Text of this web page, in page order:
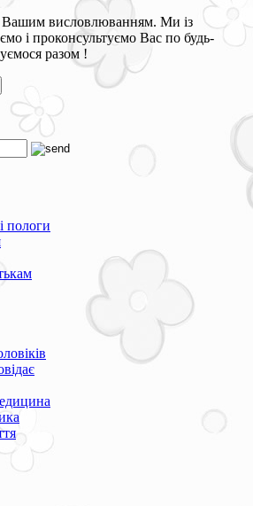
Вашим висловлюванням. Ми із
і проконсультуємо Вас по будь-
разом !
пологи